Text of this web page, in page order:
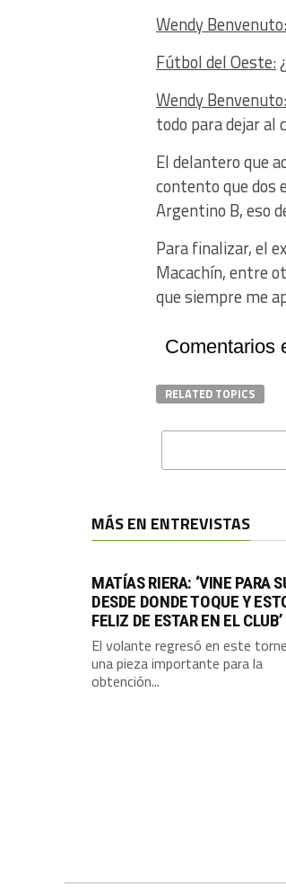
Wendy Benvenuto:
Fútbol del Oeste:
Wendy Benvenuto:
todo para dejar al
El delantero que
contento que dos
Argentino B, eso
Para finalizar, el
Macachín, entre
que siempre me
Comentarios
RELATED TOPICS
MÁS EN ENTREVISTAS
MATÍAS RIERA: ‘VINE PARA
DESDE DONDE TOQUE Y
FELIZ DE ESTAR EN EL CLUB’
El volante regresó en este
una pieza importante para la
obtención...